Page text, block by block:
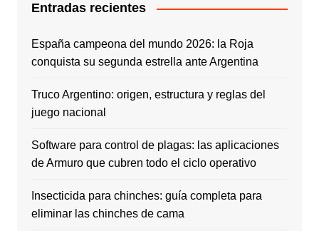
Entradas recientes
España campeona del mundo 2026: la Roja
conquista su segunda estrella ante Argentina
Truco Argentino: origen, estructura y reglas del
juego nacional
Software para control de plagas: las aplicaciones
de Armuro que cubren todo el ciclo operativo
Insecticida para chinches: guía completa para
eliminar las chinches de cama